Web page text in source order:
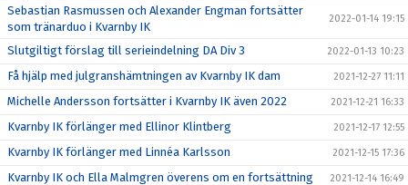
Sebastian Rasmussen och Alexander Engman fortsätter
som tränarduo i Kvarnby IK
2022-01-14 19:15
Slutgiltigt förslag till serieindelning DA Div 3 2022-01-13 10:23
Få hjälp med julgranshämtningen av Kvarnby IK dam 2021-12-27 11:11
Michelle Andersson fortsätter i Kvarnby IK även 2022 2021-12-21 16:33
Kvarnby IK förlänger med Ellinor Klintberg 2021-12-17 12:55
Kvarnby IK förlänger med Linnéa Karlsson 2021-12-15 17:36
Kvarnby IK och Ella Malmgren överens om en fortsättning 2021-12-14 16:49